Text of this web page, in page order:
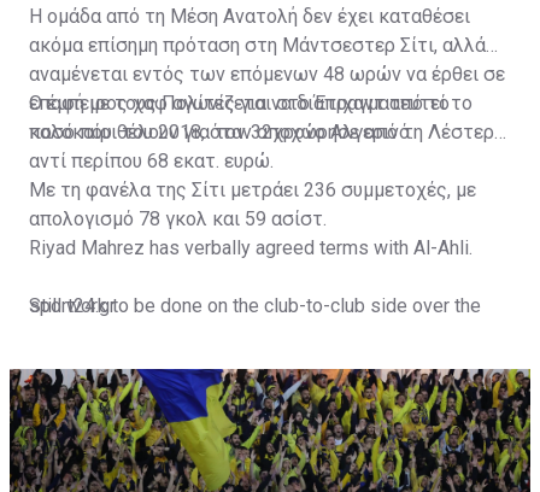
Η ομάδα από τη Μέση Ανατολή δεν έχει καταθέσει
ακόμα επίσημη πρόταση στη Μάντσεστερ Σίτι, αλλά
αναμένεται εντός των επόμενων 48 ωρών να έρθει σε
επαφή με τους Πολίτες για να διαπραγματευτεί το
ποσό που θέλουν για τον 32χρονο Αλγερινό.
Ο έμπειρος χαφ αγωνίζεται στο Έτιχαντ από το
καλοκαίρι του 2018, όταν αποχώρησε από τη Λέστερ
αντί περίπου 68 εκατ. ευρώ.
Με τη φανέλα της Σίτι μετράει 236 συμμετοχές, με
απολογισμό 78 γκολ και 59 ασίστ.
Riyad Mahrez has verbally agreed terms with Al-Ahli.
Still work to be done on the club-to-club side over the
Not a done deal yet, but Mahrez is keen on the move and
Al-Ahli hope to move fast.🇸🇦
pic.twitter.com/Z0SmniQXIP
— Ben Jacobs (@JacobsBen)July 15, 2023
sport24.gr